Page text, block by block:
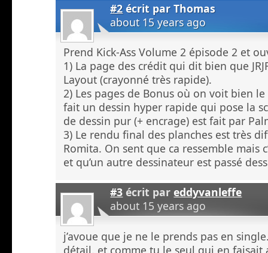
#2écrit parThomas
about 15 years ago
Prend Kick-Ass Volume 2 épisode 2 et
1) La page des crédit qui dit bien que
Layout (crayonné très rapide).
2) Les pages de Bonus où on voit bien
fait un dessin hyper rapide qui pose la
de dessin pur (+ encrage) est fait par
3) Le rendu final des planches est très
Romita. On sent que ca ressemble mais
et qu’un autre dessinateur est passé
#3 écrit pareddyvanleffe
about 15 years ago
j’avoue que je ne le prends pas en
détail, et comme tu le seul qui en